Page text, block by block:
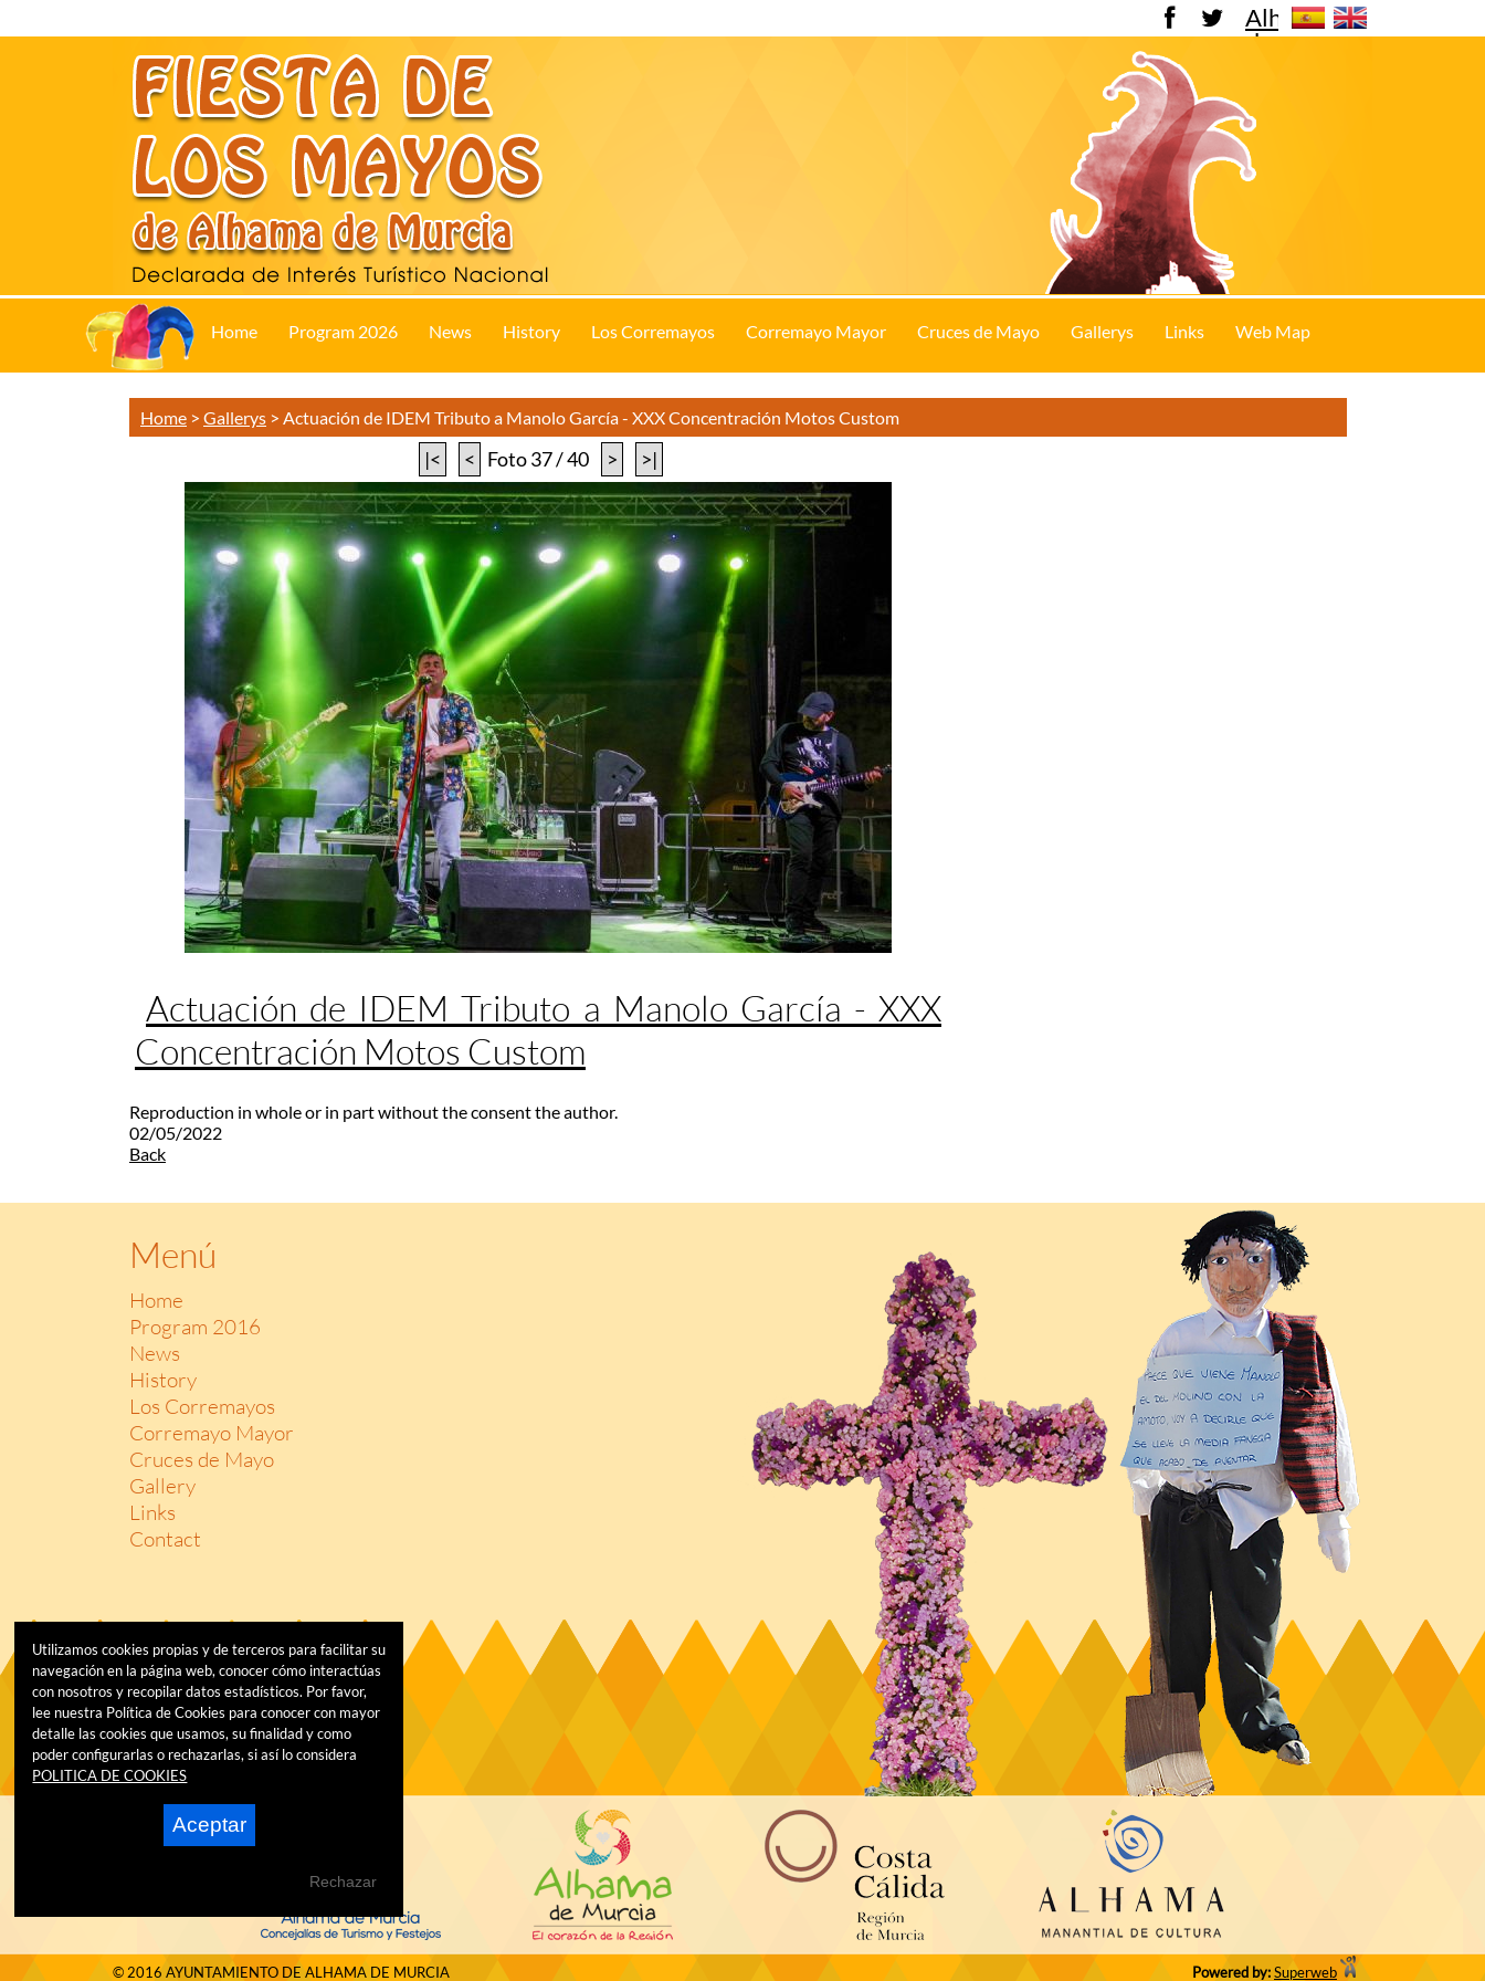
Alhama
de
Home Program 2026 News History Los Corremayos Corremayo Mayor Cruces de Mayo Gallerys Links Web Map
Home > Gallerys > Actuación de IDEM Tributo a Manolo García - XXX Concentración Motos Custom
|< < Foto 37 / 40 > >|
Actuación de IDEM Tributo a Manolo García - XXX
Concentración Motos Custom
Reproduction in whole or in part without the consent the author.
02/05/2022
Back
Menú
Home
Program 2016
News
History
Los Corremayos
Corremayo Mayor
Cruces de Mayo
Gallery
Links
Contact
© 2016 AYUNTAMIENTO DE ALHAMA DE MURCIA Powered by:Superweb
Utilizamos cookies propias y de terceros para facilitar su
navegación en la página web, conocer cómo interactúas
con nosotros y recopilar datos estadísticos. Por favor,
lee nuestra Política de Cookies para conocer con mayor
detalle las cookies que usamos, su finalidad y como
poder configurarlas o rechazarlas, si así lo considera
POLITICA DE COOKIES
Aceptar
Rechazar